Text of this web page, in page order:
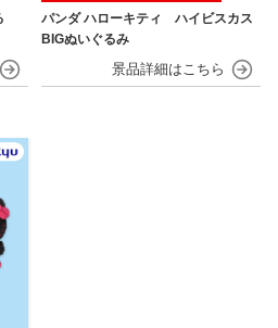
パンダ ハローキティ ハイビスカス
BIGぬいぐるみ